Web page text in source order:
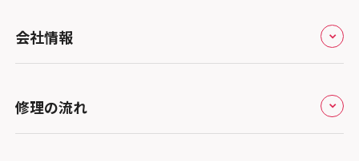
北海道・東北
スマホスピタル大丸札幌
関東
スマホスピタル宇都宮
北陸・甲信越
会社情報
会社概要
修理の流れ